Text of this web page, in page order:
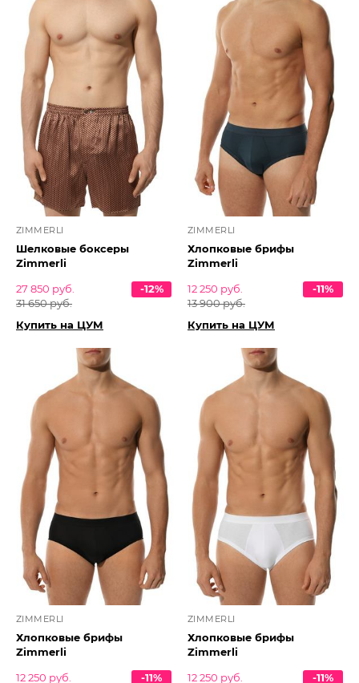
ZIMMERLI
Шелковые боксеры
Zimmerli
27 850 руб.
31 650 руб.
-12%
Купить на ЦУМ
ZIMMERLI
Хлопковые брифы
Zimmerli
12 250 руб.
13 900 руб.
-11%
Купить на ЦУМ
ZIMMERLI
Хлопковые брифы
Zimmerli
12 250 руб.
-11%
ZIMMERLI
Хлопковые брифы
Zimmerli
12 250 руб.
-11%